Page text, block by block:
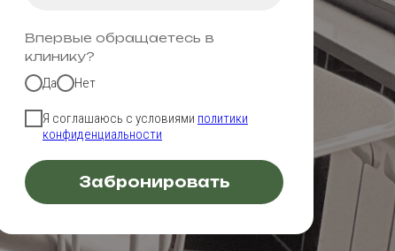
Впервые обращаетесь в
клинику?
Да Нет
Я соглашаюсь с условиями политики
конфиденциальности
Забронировать